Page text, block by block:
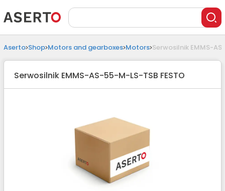
Aserto Shop Motors and gearboxes Motors Serwosilnik EMMS-
Serwosilnik EMMS-AS-55-M-LS-TSB FESTO